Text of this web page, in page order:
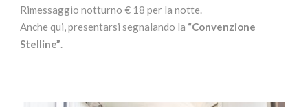
Rimessaggio notturno € 18 per la notte.
Anche qui, presentarsi segnalando la “Convenzione
Stelline”.